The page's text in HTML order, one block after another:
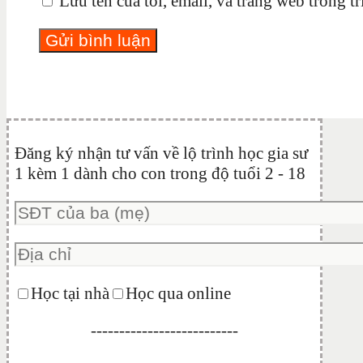
Đăng ký nhận tư vấn về lộ trình học gia sư
1 kèm 1 dành cho con trong độ tuổi 2 - 18
Học tại nhà
Học qua online
--------------------------